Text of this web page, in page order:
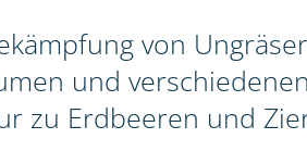
von
und
zu Erdbeeren und